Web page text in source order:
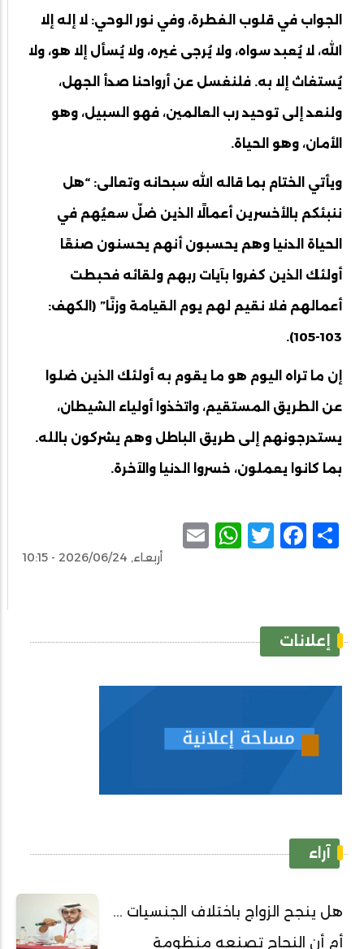
الجواب في قلوب الفطرة، وفي نور الوحي: لا إله إلا
الله، لا يُعبد سواه، ولا يُرجى غيره، ولا يُسأل إلا هو، ولا
يُستغاث إلا به. فلنغسل عن أرواحنا صدأ الجهل،
ولنعد إلى توحيد رب العالمين، فهو السبيل، وهو
الأمان، وهو الحياة.
ويأتي الختام بما قاله الله سبحانه وتعالى: “هل
ننبئكم بالأخسرين أعمالًا الذين ضلّ سعيُهم في
الحياة الدنيا وهم يحسبون أنهم يحسنون صنعًا
أولئك الذين كفروا بآيات ربهم ولقائه فحبطت
أعمالهم فلا نقيم لهم يوم القيامة وزنًا” (الكهف:
103-105).
إن ما تراه اليوم هو ما يقوم به أولئك الذين ضلوا
عن الطريق المستقيم، واتخذوا أولياء الشيطان،
يستدرجونهم إلى طريق الباطل وهم يشركون بالله.
بما كانوا يعملون، خسروا الدنيا والآخرة.
Share
Facebook
Twitter
WhatsApp
أربعاء, 2026/06/24 - 10:15
إعلانات
آراء
هل ينجح الزواج باختلاف الجنسيات ...
أم أن النجاح تصنعه منظومة